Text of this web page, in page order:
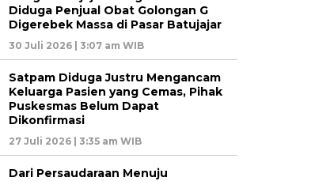
Diduga Penjual Obat Golongan G
Digerebek Massa di Pasar Batujajar
30 Juli 2026 | 3:07 am WIB
Satpam Diduga Justru Mengancam
Keluarga Pasien yang Cemas, Pihak
Puskesmas Belum Dapat
Dikonfirmasi
27 Juli 2026 | 3:35 am WIB
Dari Persaudaraan Menuju